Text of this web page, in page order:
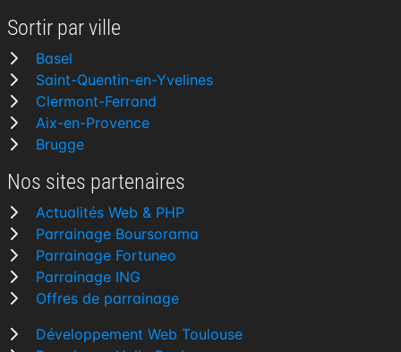
Sortir par ville
Basel
Saint-Quentin-en-Yvelines
Clermont-Ferrand
Aix-en-Provence
Brugge
Nos sites partenaires
Actualités Web & PHP
Parrainage Boursorama
Parrainage Fortuneo
Parrainage ING
Offres de parrainage
Développement Web Toulouse